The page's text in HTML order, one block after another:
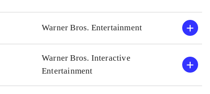
til fx at
man mithril-klodser og
er der over 80 figurer
man gennemføre spillet
Alle de forrige Lego-spil
Warner Bros. Entertainment
Warner Bros. Interactive
Entertainment